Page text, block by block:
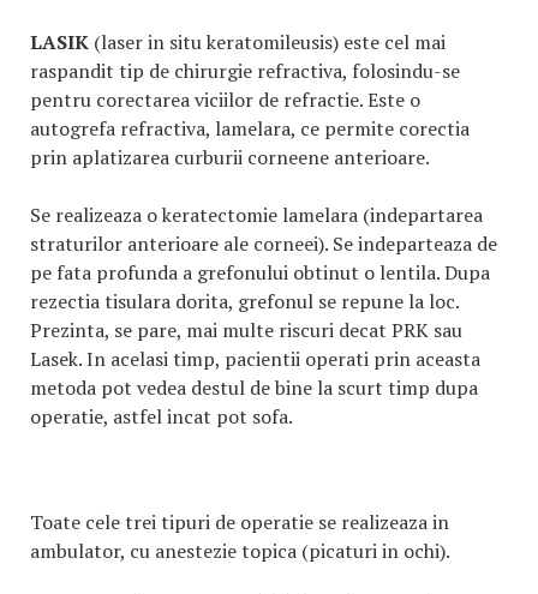
LASIK (laser in situ keratomileusis) este cel mai
raspandit tip de chirurgie refractiva, folosindu-se
pentru corectarea viciilor de refractie. Este o
autogrefa refractiva, lamelara, ce permite corectia
prin aplatizarea curburii corneene anterioare.
Se realizeaza o keratectomie lamelara (indepartarea
straturilor anterioare ale corneei). Se indeparteaza de
pe fata profunda a grefonului obtinut o lentila. Dupa
rezectia tisulara dorita, grefonul se repune la loc.
Prezinta, se pare, mai multe riscuri decat PRK sau
Lasek. In acelasi timp, pacientii operati prin aceasta
metoda pot vedea destul de bine la scurt timp dupa
operatie, astfel incat pot sofa.
Toate cele trei tipuri de operatie se realizeaza in
ambulator, cu anestezie topica (picaturi in ochi).